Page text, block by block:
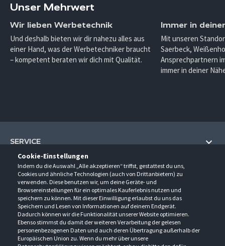
Cookie-Einstellungen
Indem du die Auswahl „Alle akzeptieren“ triffst, gestattest du uns,
Cookies und ähnliche Technologien (auch von Drittanbietern) zu
verwenden. Diese benutzen wir, um deine Geräte- und
Browsereinstellungen für ein optimales Kauferlebnis nutzen und
speichern zu können. Mit dieser Einwilligung erlaubst du uns das
Speichern und Lesen von Informationen auf deinem Endgerät.
Dadurch können wir die Funktionalität unserer Website optimieren.
Ebenso stimmst du damit der weiteren Verarbeitung der gelesen
personenbezogenen Daten und auch deren Übertragung außerhalb der
Europäischen Union zu. Wenn du mehr über unsere
Unser Mehrwert
Wir lieben Werbetechnik
Und deshalb bieten wir dir nahezu alles aus
einer Hand, was der Werbetechniker braucht
– kompetent beraten wir dich mit Qualität.
Immer in
Mit unseren
Saerbeck,
Ansprechpartnern
immer in deiner
SERVICE
Hilfe und Information
Fragen und Antworten (FAQ)
Kontakt
Newsletter
Events
Downloads
UNTERNEHMEN
Über uns
Anfahrt
Ansprechpartner
Außendienstbesuch
KONTAKT
Gröner-Schulze GmbH
Sarirstraße 5
12529 Schönefeld
ÖFFNUNGSZEITEN
Montag - Donnerstag
9:00 - 17:00
FOLGE UNS